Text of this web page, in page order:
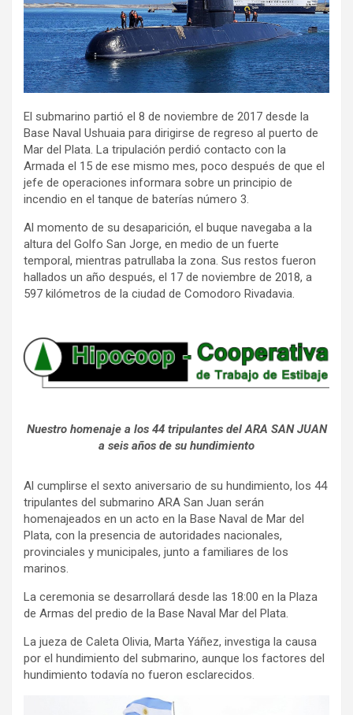
El submarino partió el 8 de noviembre de 2017 desde la
Base Naval Ushuaia para dirigirse de regreso al puerto de
Mar del Plata. La tripulación perdió contacto con la
Armada el 15 de ese mismo mes, poco después de que el
jefe de operaciones informara sobre un principio de
incendio en el tanque de baterías número 3.
Al momento de su desaparición, el buque navegaba a la
altura del Golfo San Jorge, en medio de un fuerte
temporal, mientras patrullaba la zona. Sus restos fueron
hallados un año después, el 17 de noviembre de 2018, a
597 kilómetros de la ciudad de Comodoro Rivadavia.
Nuestro homenaje a los 44 tripulantes del ARA SAN JUAN
a seis años de su hundimiento
Al cumplirse el sexto aniversario de su hundimiento, los 44
tripulantes del submarino ARA San Juan serán
homenajeados en un acto en la Base Naval de Mar del
Plata, con la presencia de autoridades nacionales,
provinciales y municipales, junto a familiares de los
marinos.
La ceremonia se desarrollará desde las 18:00 en la Plaza
de Armas del predio de la Base Naval Mar del Plata.
La jueza de Caleta Olivia, Marta Yáñez, investiga la causa
por el hundimiento del submarino, aunque los factores del
hundimiento todavía no fueron esclarecidos.